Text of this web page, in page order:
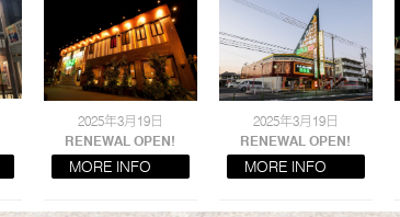
2025年3月19日
RENEWAL OPEN!
MORE INFO
2025年3月19日
RENEWAL OPEN!
MORE INFO